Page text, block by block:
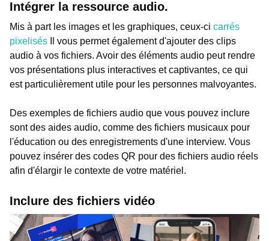
Intégrer la ressource audio.
Mis à part les images et les graphiques, ceux-ci carrés
pixelisés Il vous permet également d'ajouter des clips
audio à vos fichiers. Avoir des éléments audio peut rendre
vos présentations plus interactives et captivantes, ce qui
est particulièrement utile pour les personnes malvoyantes.
Des exemples de fichiers audio que vous pouvez inclure
sont des aides audio, comme des fichiers musicaux pour
l'éducation ou des enregistrements d'une interview. Vous
pouvez insérer des codes QR pour des fichiers audio réels
afin d'élargir le contexte de votre matériel.
Inclure des fichiers vidéo